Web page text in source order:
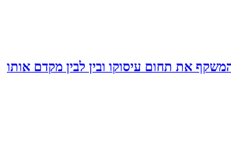
את תחום עיסוקו ובין לבין מקדם אותו